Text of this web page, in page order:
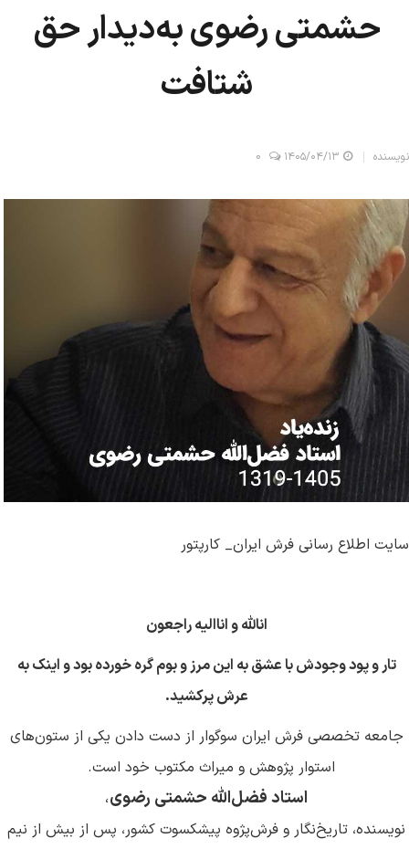
حشمتی رضوی به‌دیدار حق
شتافت
نویسنده ۱۴۰۵/۰۴/۱۳ 0
سایت اطلاع رسانی فرش ایران_ کارپتور
انالله و اناالیه راجعون
تار و پود وجودش با عشق به این مرز و بوم گره خورده بود و اینک به
عرش پرکشید.
جامعه تخصصی فرش ایران سوگوار از دست دادن یکی از ستون‌های
استوار پژوهش و میراث مکتوب خود است.
استاد فضل‌الله حشمتی رضوی،
نویسنده، تاریخ‌نگار و فرش‌پژوه پیشکسوت کشور، پس از بیش از نیم